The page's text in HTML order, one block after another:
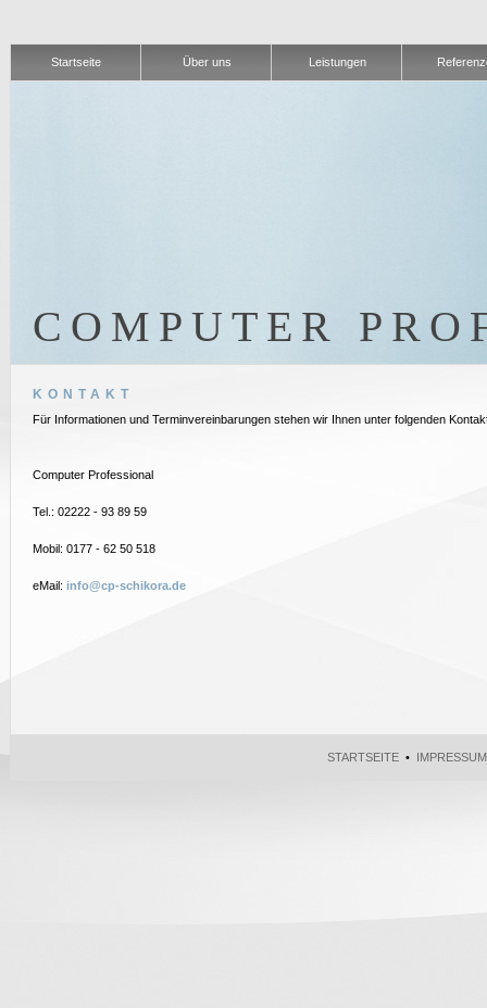
Startseite Über uns Leistungen
COMPUTER
KONTAKT
Für Informationen und Terminvereinbarungen stehen wir Ihnen unter folgenden
Computer Professional
Tel.: 02222 - 93 89 59
Mobil: 0177 - 62 50 518
eMail: info@cp-schikora.de
STARTSEITE• IMPRESSUM